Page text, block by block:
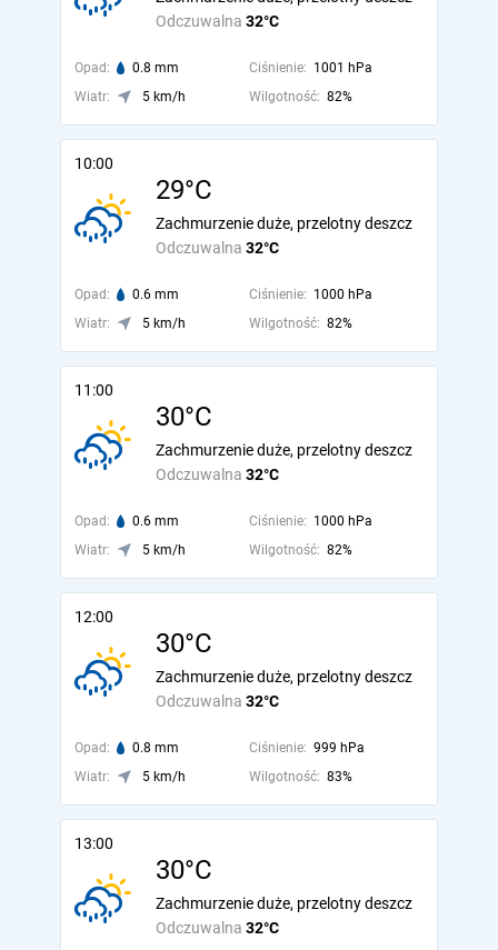
Odczuwalna 32°C
Opad: 0.8 mm Ciśnienie: 1001 hPa
Wiatr:
5 km/h Wilgotność: 82%
10:00
29°C
Odczuwalna 32°C
Zachmurzenie duże, przelotny deszcz
Opad: 0.6 mm Ciśnienie: 1000 hPa
Wiatr:
5 km/h Wilgotność: 82%
11:00
30°C
Odczuwalna 32°C
Zachmurzenie duże, przelotny deszcz
Opad: 0.6 mm Ciśnienie: 1000 hPa
Wiatr:
5 km/h Wilgotność: 82%
12:00
30°C
Odczuwalna 32°C
Zachmurzenie duże, przelotny deszcz
Opad: 0.8 mm Ciśnienie: 999 hPa
Wiatr:
5 km/h Wilgotność: 83%
13:00
30°C
Odczuwalna 32°C
Zachmurzenie duże, przelotny deszcz